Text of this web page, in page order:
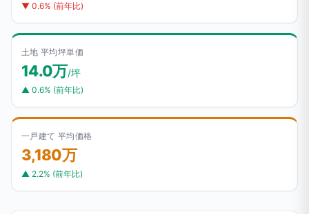
▼ 0.6% (前年比)
土地 平均坪単価
14.0万/坪
▲ 0.6% (前年比)
一戸建て 平均価格
3,180万
▲ 2.2% (前年比)